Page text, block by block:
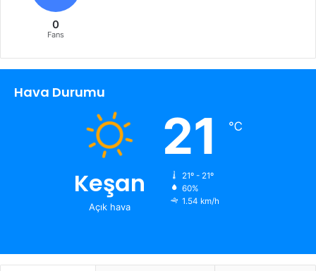
0
Fans
Hava Durumu
Keşan
Açık hava
21 ℃
21º - 21º
60%
1.54 km/h